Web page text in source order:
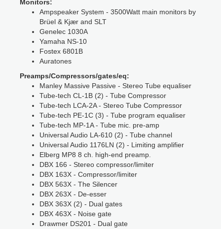
Monitors:
Ampspeaker System - 3500Watt main monitors by
Brüel & Kjær and SLT
Genelec 1030A
Yamaha NS-10
Fostex 6801B
Auratones
Preamps/Compressors/gates/eq:
Manley Massive Passive - Stereo Tube equaliser
Tube-tech CL-1B (2) - Tube Compressor
Tube-tech LCA-2A - Stereo Tube Compressor
Tube-tech PE-1C (3) - Tube program equaliser
Tube-tech MP-1A - Tube mic. pre-amp
Universal Audio LA-610 (2) - Tube channel
Universal Audio 1176LN (2) - Limiting amplifier
Elberg MP8 8 ch. high-end preamp.
DBX 166 - Stereo compressor/limiter
DBX 163X - Compressor/limiter
DBX 563X - The Silencer
DBX 263X - De-esser
DBX 363X (2) - Dual gates
DBX 463X - Noise gate
Drawmer DS201 - Dual gate